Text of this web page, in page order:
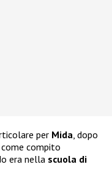
per Mida, dopo
compito
era nella scuola di